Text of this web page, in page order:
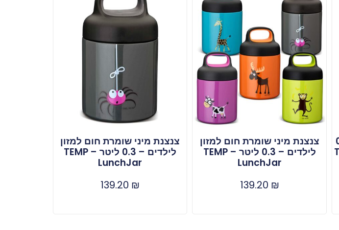
0.5
צנצנת מיני שומרת חום למזון
לילדים – 0.3 ליטר – TEMP
LunchJar
139.20 ₪
צנצנת מיני שומרת חום למזון
לילדים – 0.3 ליטר – TEMP
LunchJar
139.20 ₪